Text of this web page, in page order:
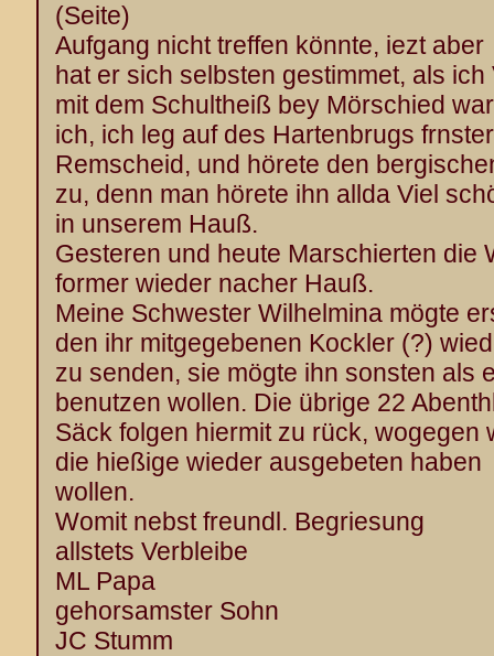
(Seite)
Aufgang nicht treffen könnte, iezt aber
hat er sich selbsten gestimmet, als ich
mit dem Schultheiß bey Mörschied
ich, ich leg auf des Hartenbrugs
Remscheid, und hörete den
zu, denn man hörete ihn allda Viel
in unserem Hauß.
Gesteren und heute Marschierten die
former wieder nacher Hauß.
Meine Schwester Wilhelmina mögte
den ihr mitgegebenen Kockler (?)
zu senden, sie mögte ihn sonsten als
benutzen wollen. Die übrige 22
Säck folgen hiermit zu rück, wogegen
die hießige wieder ausgebeten haben
wollen.
Womit nebst freundl. Begriesung
allstets Verbleibe
ML Papa
gehorsamster Sohn
JC Stumm